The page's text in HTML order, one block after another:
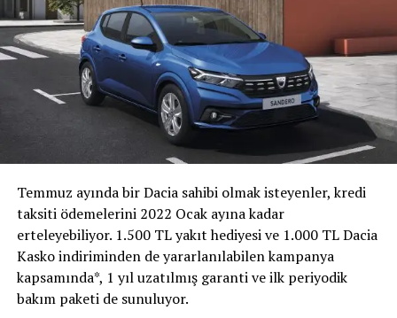
Temmuz ayında bir Dacia sahibi olmak isteyenler, kredi
taksiti ödemelerini 2022 Ocak ayına kadar
erteleyebiliyor. 1.500 TL yakıt hediyesi ve 1.000 TL Dacia
Kasko indiriminden de yararlanılabilen kampanya
kapsamında*, 1 yıl uzatılmış garanti ve ilk periyodik
bakım paketi de sunuluyor.